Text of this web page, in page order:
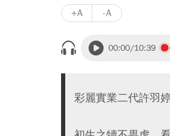
+A -A
00:00/10:39
彩麗實業二代許羽